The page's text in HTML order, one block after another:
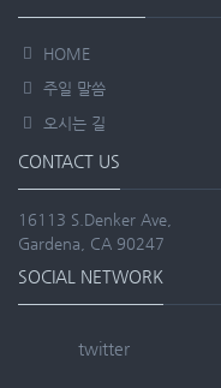
HOME
주일 말씀
오시는 길
CONTACT US
16113 S.Denker Ave,
Gardena, CA 90247
SOCIAL NETWORK
twitter